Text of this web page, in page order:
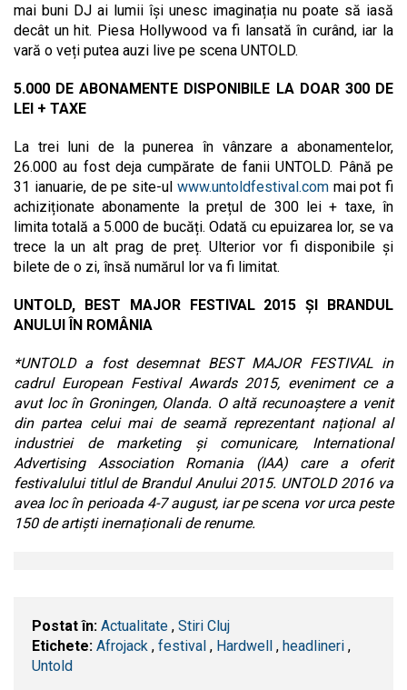
mai buni DJ ai lumii își unesc imaginația nu poate să iasă
decât un hit. Piesa Hollywood va fi lansată în curând, iar la
vară o veți putea auzi live pe scena UNTOLD.
5.000 DE ABONAMENTE DISPONIBILE LA DOAR 300 DE
LEI + TAXE
La trei luni de la punerea în vânzare a abonamentelor,
26.000 au fost deja cumpărate de fanii UNTOLD. Până pe
31 ianuarie, de pe site-ul www.untoldfestival.commai pot fi
achiziționate abonamente la prețul de 300 lei + taxe, în
limita totală a 5.000 de bucăți. Odată cu epuizarea lor, se va
trece la un alt prag de preț. Ulterior vor fi disponibile și
bilete de o zi, însă numărul lor va fi limitat.
UNTOLD, BEST MAJOR FESTIVAL 2015 ȘI BRANDUL
ANULUI ÎN ROMÂNIA
*UNTOLD a fost desemnat BEST MAJOR FESTIVAL in
cadrul European Festival Awards 2015, eveniment ce a
avut loc în Groningen, Olanda. O altă recunoaștere a venit
din partea celui mai de seamă reprezentant național al
industriei de marketing și comunicare, International
Advertising Association Romania (IAA) care a oferit
festivalului titlul de Brandul Anului 2015. UNTOLD 2016 va
avea loc în perioada 4-7 august, iar pe scena vor urca peste
150 de artiști inernaționali de renume.
Postat în: Actualitate , Stiri Cluj
Etichete: Afrojack , festival , Hardwell , headlineri ,
Untold